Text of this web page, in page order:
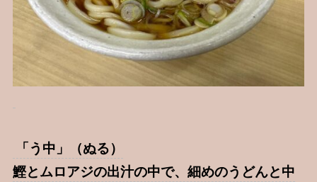
「う中」（ぬる）
鰹とムロアジの出汁の中で、細めのうどんと中